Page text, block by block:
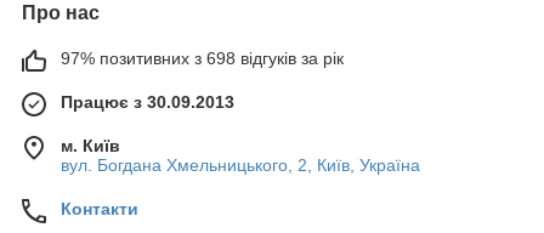
Про нас
97% позитивних з 698 відгуків за рік
Працює з 30.09.2013
м. Київ
вул. Богдана Хмельницького, 2, Київ, Україна
Контакти